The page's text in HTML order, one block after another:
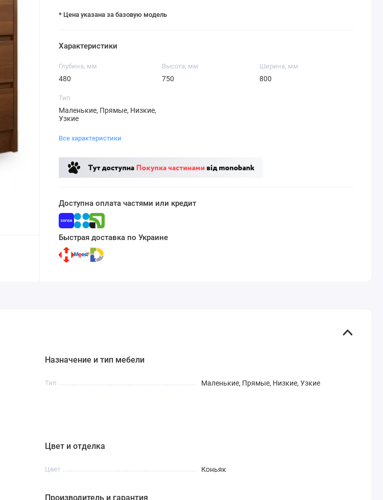
* Цена указана за базовую модель
Характеристики
Глубина, мм
480
Высота, мм
750
Ширина, мм
800
Тип
Маленькие, Прямые, Низкие,
Узкие
Все характеристики
Доступна оплата частями или кредит
Быстрая доставка по Украине
Назначение и тип мебели
Тип Маленькие, Прямые, Низкие, Узкие
Цвет и отделка
Цвет Коньяк
Производитель и гарантия